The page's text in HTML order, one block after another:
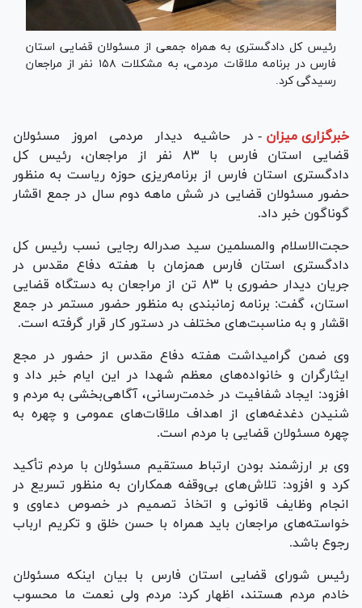
رئیس کل دادگستری به همراه جمعی از مسئولان قضایی استان
فارس در برنامه ملاقات مردمی، به مشکلات ۱۵۸ نفر از مراجعان
رسیدگی کرد.
خبرگزاری میزان - در حاشیه دیدار مردمی امروز مسئولان
قضایی استان فارس با ۸۳ نفر از مراجعان، رئیس کل
دادگستری استان فارس از برنامه‌ریزی حوزه ریاست به منظور
حضور مسئولان قضایی در شش ماهه دوم سال در جمع اقشار
گوناگون خبر داد.
حجت‌الاسلام والمسلمین سید صدراله رجایی نسب رئیس کل
دادگستری استان فارس همزمان با هفته دفاع مقدس در
جریان دیدار حضوری با ۸۳ تن از مراجعان به دستگاه قضایی
استان، گفت: برنامه زمانبندی به منظور حضور مستمر در جمع
اقشار و به مناسبت‌های مختلف در دستور کار قرار گرفته است.
وی ضمن گرامیداشت هفته دفاع مقدس از حضور در مجع
ایثارگران و خانواده‌های معظم شهدا در این ایام خبر داد و
افزود: ایجاد شفافیت در خدمت‌رسانی، آگاهی‌بخشی به مردم و
شنیدن دغدغه‌های از اهداف ملاقات‌های عمومی و چهره به
چهره مسئولان قضایی با مردم است.
وی بر ارزشمند بودن ارتباط مستقیم مسئولان با مردم تأکید
کرد و افزود: تلاش‌های بی‌وقفه همکاران به منظور تسریع در
انجام وظایف قانونی و اتخاذ تصمیم در خصوص دعاوی و
خواسته‌های مراجعان باید همراه با حسن خلق و تکریم ارباب
رجوع باشد.
رئیس شورای قضایی استان فارس با بیان اینکه مسئولان
خادم مردم هستند، اظهار کرد: مردم ولی نعمت ما محسوب